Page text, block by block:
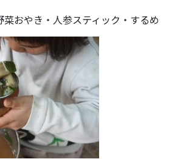
菜おやき・人参スティック・するめ